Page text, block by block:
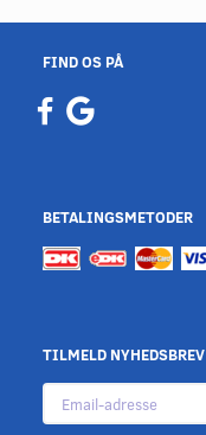
FIND OS PÅ
BETALINGSMETODER
TILMELD NYHEDSBREV
Email-
adresse